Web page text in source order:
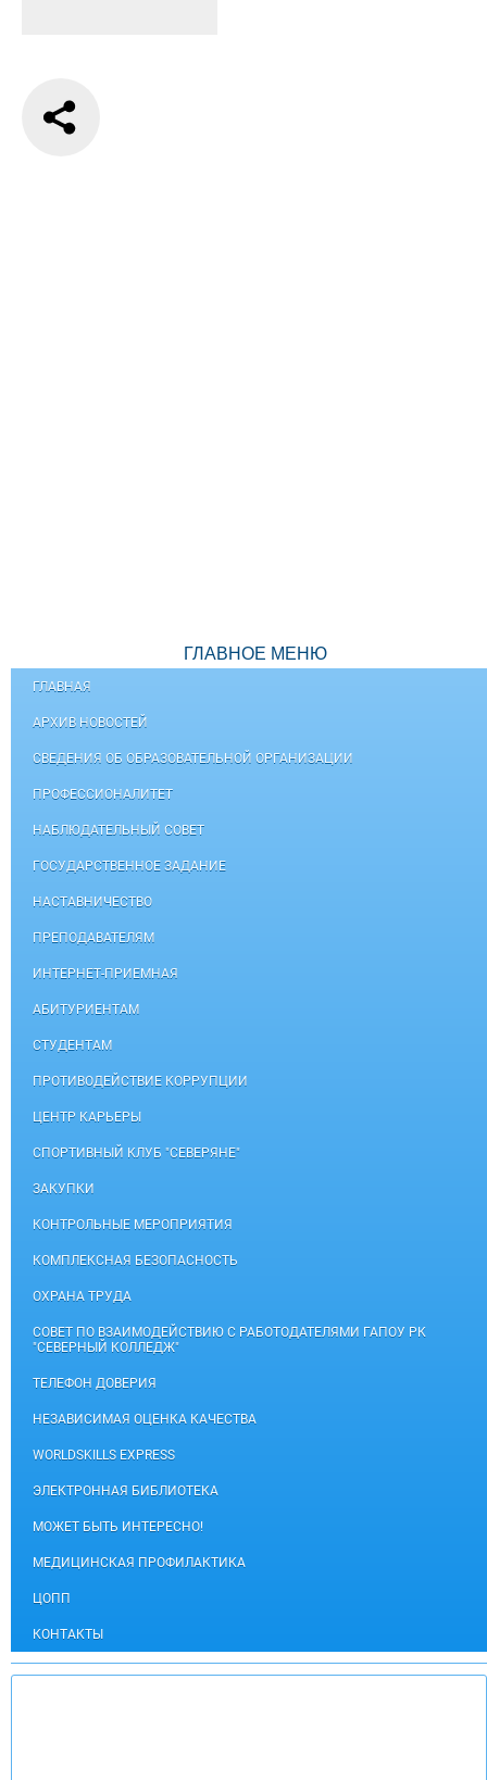
ГЛАВНОЕ МЕНЮ
ГЛАВНАЯ
АРХИВ НОВОСТЕЙ
СВЕДЕНИЯ ОБ ОБРАЗОВАТЕЛЬНОЙ ОРГАНИЗАЦИИ
ПРОФЕССИОНАЛИТЕТ
НАБЛЮДАТЕЛЬНЫЙ СОВЕТ
ГОСУДАРСТВЕННОЕ ЗАДАНИЕ
НАСТАВНИЧЕСТВО
ПРЕПОДАВАТЕЛЯМ
ИНТЕРНЕТ-ПРИЕМНАЯ
АБИТУРИЕНТАМ
СТУДЕНТАМ
ПРОТИВОДЕЙСТВИЕ КОРРУПЦИИ
ЦЕНТР КАРЬЕРЫ
СПОРТИВНЫЙ КЛУБ "СЕВЕРЯНЕ"
ЗАКУПКИ
КОНТРОЛЬНЫЕ МЕРОПРИЯТИЯ
КОМПЛЕКСНАЯ БЕЗОПАСНОСТЬ
ОХРАНА ТРУДА
СОВЕТ ПО ВЗАИМОДЕЙСТВИЮ С РАБОТОДАТЕЛЯМИ ГАПОУ РК
"СЕВЕРНЫЙ КОЛЛЕДЖ"
ТЕЛЕФОН ДОВЕРИЯ
НЕЗАВИСИМАЯ ОЦЕНКА КАЧЕСТВА
WORLDSKILLS EXPRESS
ЭЛЕКТРОННАЯ БИБЛИОТЕКА
МОЖЕТ БЫТЬ ИНТЕРЕСНО!
МЕДИЦИНСКАЯ ПРОФИЛАКТИКА
ЦОПП
КОНТАКТЫ